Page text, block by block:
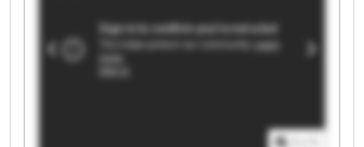
Aymas Recycling Machinery Aymas Recycling
Machinery Aymas Recycling Machinery Aymas
Recycling Machinery Aymas Recycling Machinery